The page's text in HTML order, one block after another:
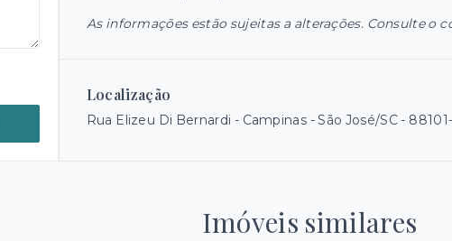
As informações estão sujeitas a alterações. Consulte o
Localização
Rua Elizeu Di Bernardi - Campinas - São José/SC-
Imóveis similares